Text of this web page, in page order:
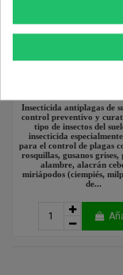
Insecticida antiplagas de
control preventivo y
tipo de insectos del
insecticida
para el control de plagas
rosquillas, gusanos grises,
alambre, alacrán
miriápodos (ciempiés,
de...